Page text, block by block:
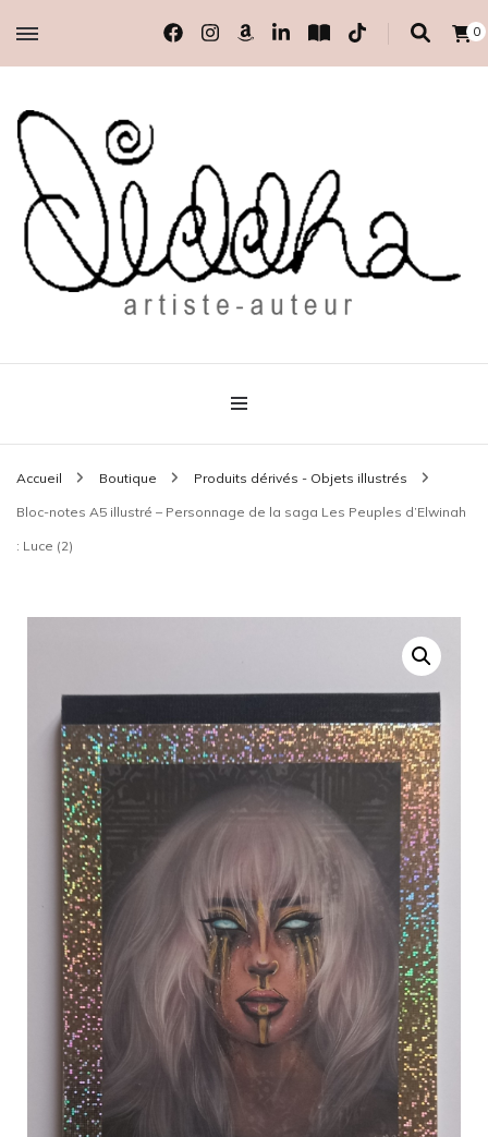
0
Diddha
Accueil Boutique Produits dérivés - Objets illustrés
Bloc-notes A5 illustré – Personnage de la saga Les Peuples d’Elwinah
: Luce (2)